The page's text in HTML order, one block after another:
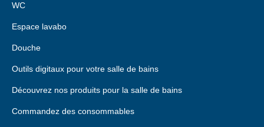
WC
Espace lavabo
Douche
Outils digitaux pour votre salle de bains
Découvrez nos produits pour la salle de bains
Commandez des consommables